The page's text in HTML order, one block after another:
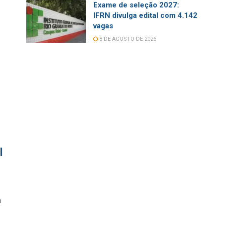
Exame de seleção 2027:
IFRN divulga edital com 4.142
vagas
8 DE AGOSTO DE 2026